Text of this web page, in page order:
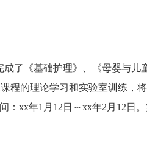
了《基础护理》、《母婴与儿
程的理论学习和实验室训练，
：xx年1月12日～xx年2月12日